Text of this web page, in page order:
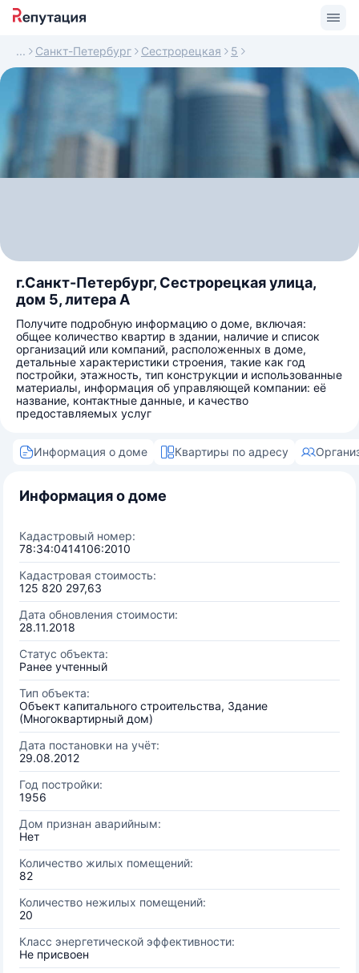
Санкт-Петербург Сестрорецкая 5
г.Санкт-Петербург, Сестрорецкая улица,
дом 5, литера А
Получите подробную информацию о доме, включая:
общее количество квартир в здании, наличие и список
организаций или компаний, расположенных в доме,
детальные характеристики строения, такие как год
постройки, этажность, тип конструкции и использованные
материалы, информация об управляющей компании: её
название, контактные данные, и качество
предоставляемых услуг
Информация о доме Квартиры по адресу
Информация о доме
Кадастровый номер:
78:34:0414106:2010
Кадастровая стоимость:
125 820 297,63
Дата обновления стоимости:
28.11.2018
Статус объекта:
Ранее учтенный
Тип объекта:
Объект капитального строительства, Здание
(Многоквартирный дом)
Дата постановки на учёт:
29.08.2012
Год постройки:
1956
Дом признан аварийным:
Нет
Количество жилых помещений:
82
Количество нежилых помещений:
20
Класс энергетической эффективности:
Не присвоен